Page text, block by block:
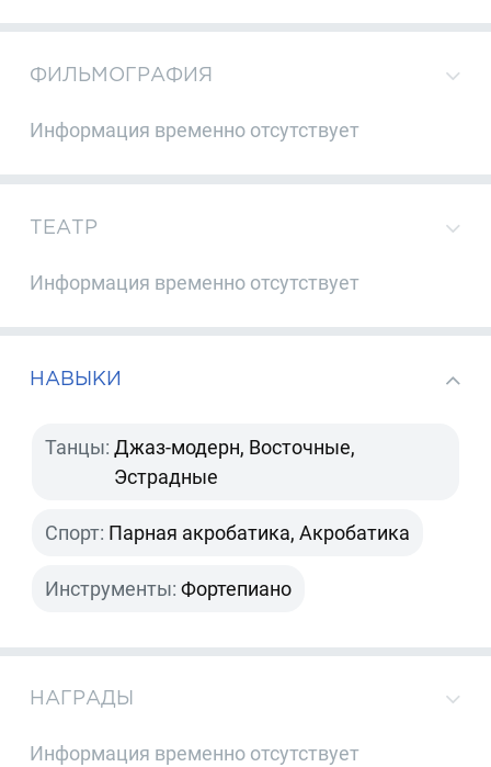
ФИЛЬМОГРАФИЯ
Информация временно отсутствует
ТЕАТР
Информация временно отсутствует
НАВЫКИ
Танцы: Джаз-модерн, Восточные,
Эстрадные
Спорт: Парная акробатика, Акробатика
Инструменты: Фортепиано
НАГРАДЫ
Информация временно отсутствует